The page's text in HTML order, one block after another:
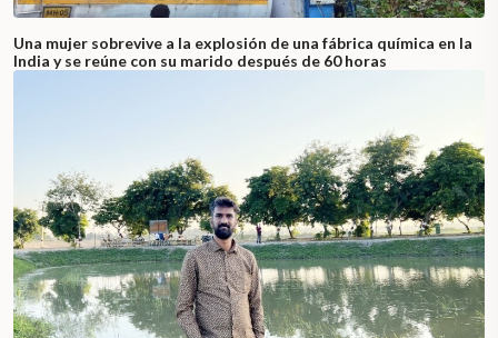
Una mujer sobrevive a la explosión de una fábrica química en la
India y se reúne con su marido después de 60 horas